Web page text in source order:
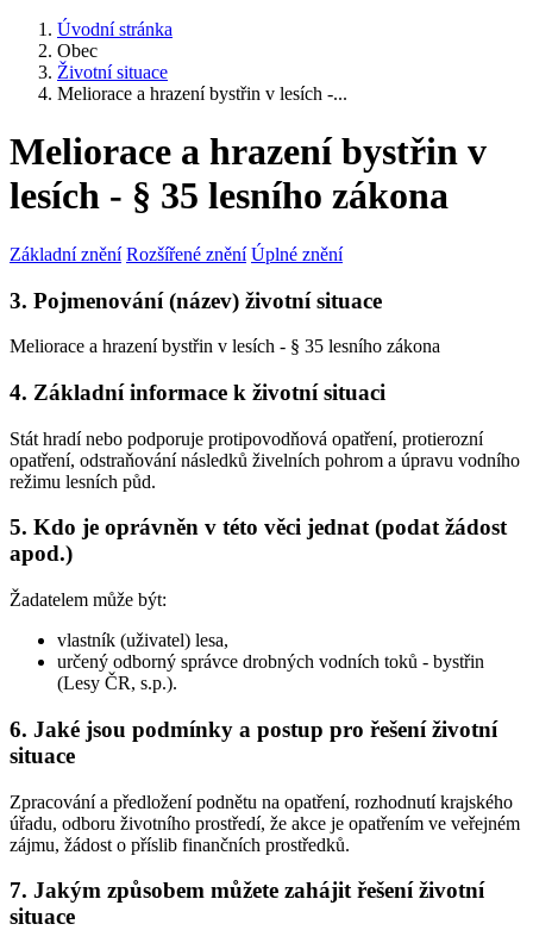
Úvodní stránka
Obec
Životní situace
Meliorace a hrazení bystřin v lesích -...
Meliorace a hrazení bystřin v
lesích - § 35 lesního zákona
Základní znění Rozšířené znění Úplné znění
3. Pojmenování (název) životní situace
Meliorace a hrazení bystřin v lesích - § 35 lesního zákona
4. Základní informace k životní situaci
Stát hradí nebo podporuje protipovodňová opatření, protierozní
opatření, odstraňování následků živelních pohrom a úpravu vodního
režimu lesních půd.
5. Kdo je oprávněn v této věci jednat (podat žádost
apod.)
Žadatelem může být:
vlastník (uživatel) lesa,
určený odborný správce drobných vodních toků - bystřin
(Lesy ČR, s.p.).
6. Jaké jsou podmínky a postup pro řešení životní
situace
Zpracování a předložení podnětu na opatření, rozhodnutí krajského
úřadu, odboru životního prostředí, že akce je opatřením ve veřejném
zájmu, žádost o příslib finančních prostředků.
7. Jakým způsobem můžete zahájit řešení životní
situace